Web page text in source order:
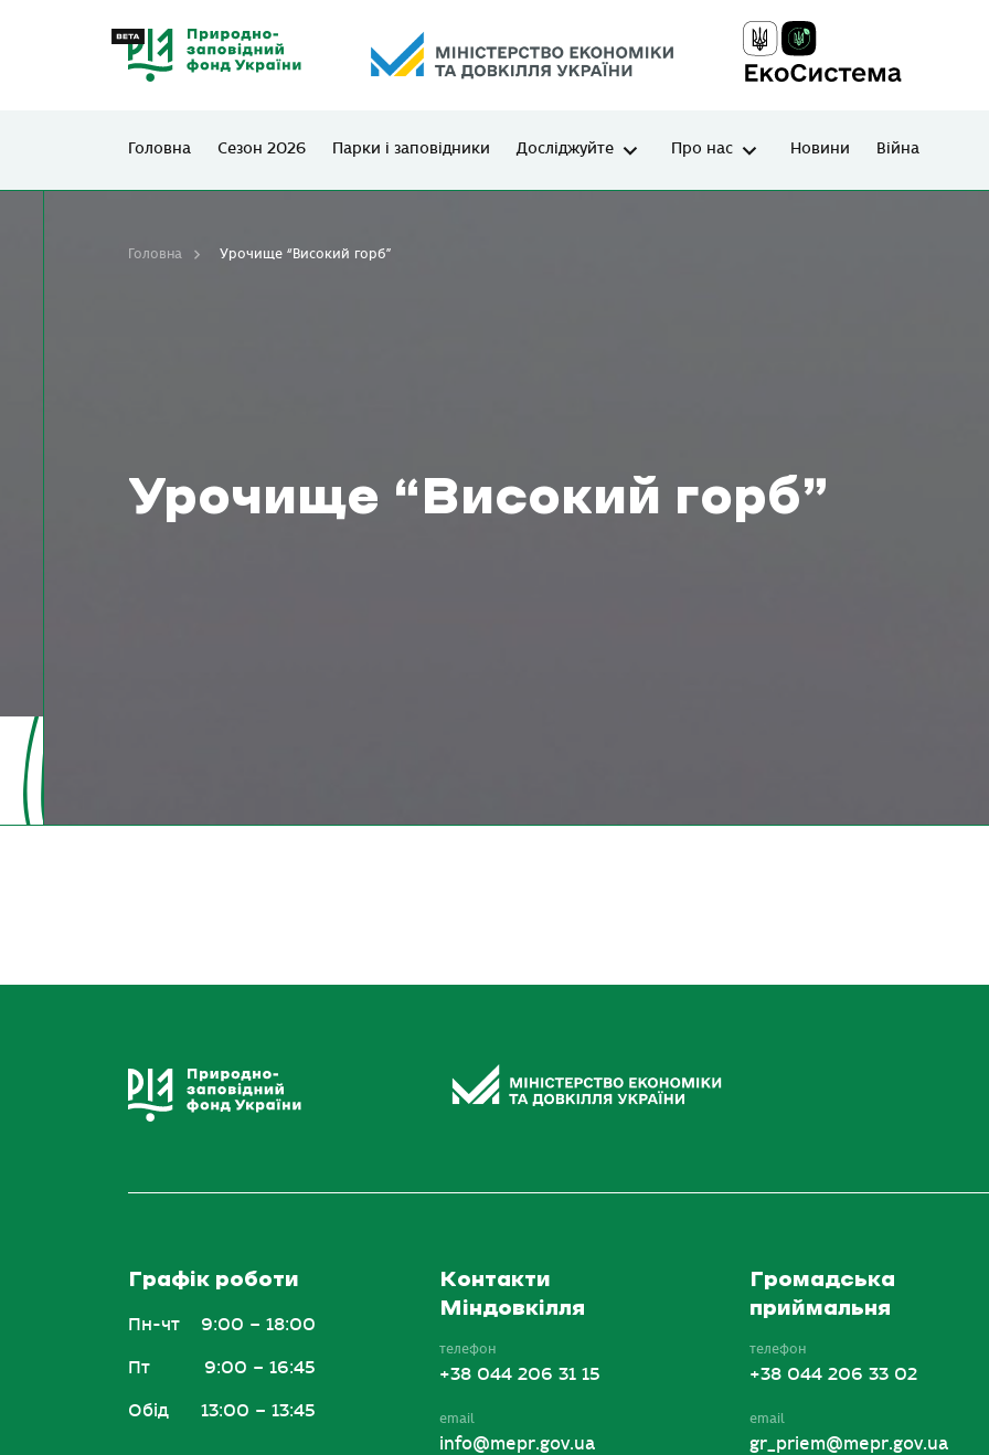
Головна Сезон 2026 Парки і заповідники Досліджуйте Про нас Новини Війна
Урочище “Високий горб”
Головна Урочище “Високий горб”
Графік роботи
Пн-чт 9:00 – 18:00
Пт 9:00 – 16:45
Обід 13:00 – 13:45
Контакти
Міндовкілля
телефон
+38 044 206 31 15
email
info@mepr.gov.ua
Громадська
приймальня
телефон
+38 044 206 33 02
email
gr_priem@mepr.gov.ua